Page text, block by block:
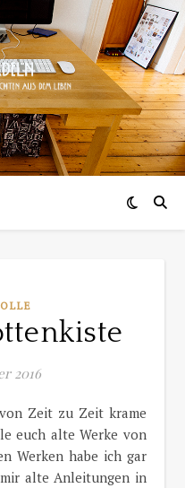
2016
euch alte Werke von
Werken habe ich gar
alte Anleitungen in